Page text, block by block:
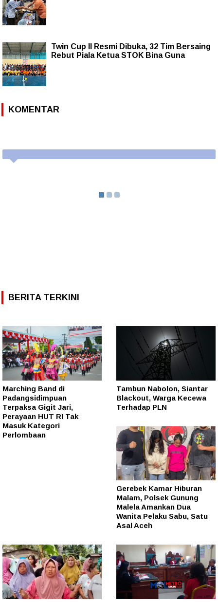
Twin Cup II Resmi Dibuka, 32 Tim Bersaing
Rebut Piala Ketua STOK Bina Guna
KOMENTAR
BERITA TERKINI
Marching Band di
Padangsidimpuan
Terpaksa Gigit Jari,
Perayaan HUT RI Tak
Masuk Kategori
Perlombaan
Tambun Nabolon, Siantar
Blackout, Warga Kecewa
Terhadap PLN
Gerebek Kamar Hiburan
Malam, Polsek Gunung
Malela Amankan Dua
Wanita Pelaku Sabu, Satu
Asal Aceh